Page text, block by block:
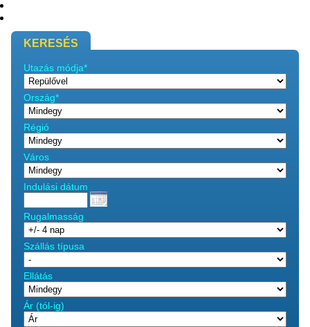
KERESÉS
Utazás módja*
Ország*
Régió
Város
Indulási dátum
Rugalmasság
Szállás típusa
Ellátás
Ár (tól-ig)